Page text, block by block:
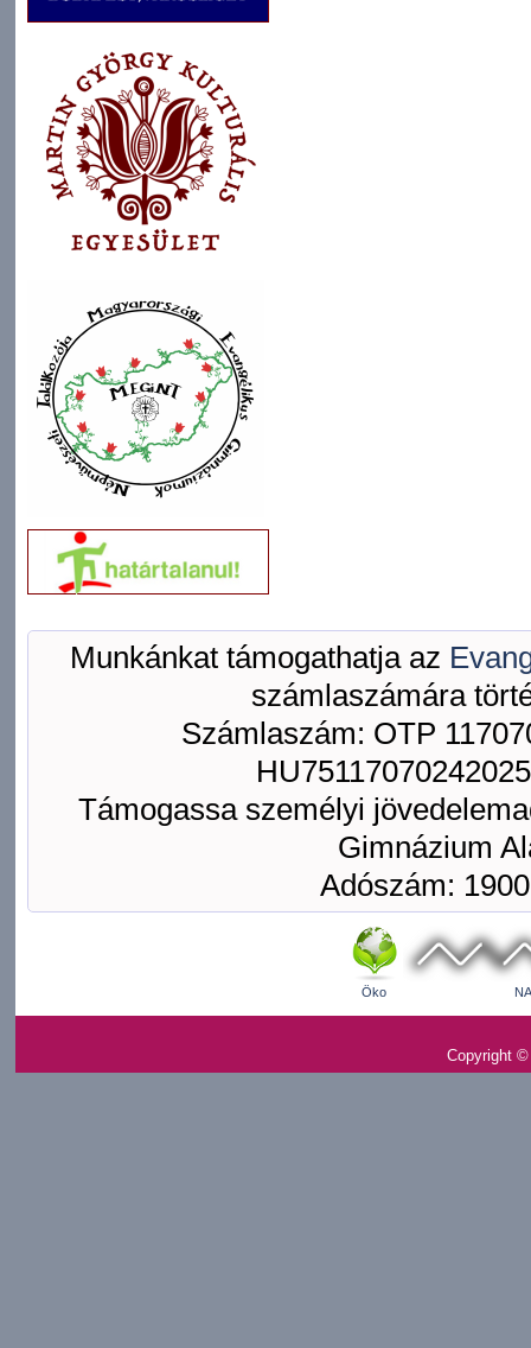
Munkánkat támogathatja az
számlaszámára
Számlaszám: OTP
Támogassa személyi
Gimnázium
Adószám:
Öko
Copyright